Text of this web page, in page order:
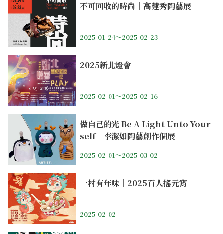
不可回收的時尚｜高蓮秀陶藝展
2025-01-24～2025-02-23
2025新北燈會
2025-02-01～2025-02-16
做自己的光 Be A Light Unto Your
self｜李潔如陶藝創作個展
2025-02-01～2025-03-02
一村有年味｜2025百人搖元宵
2025-02-02